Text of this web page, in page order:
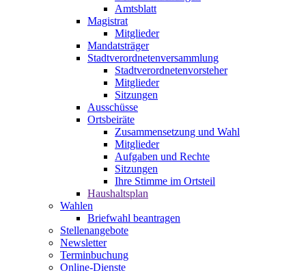
Amtsblatt
Magistrat
Mitglieder
Mandatsträger
Stadtverordnetenversammlung
Stadtverordnetenvorsteher
Mitglieder
Sitzungen
Ausschüsse
Ortsbeiräte
Zusammensetzung und Wahl
Mitglieder
Aufgaben und Rechte
Sitzungen
Ihre Stimme im Ortsteil
Haushaltsplan
Wahlen
Briefwahl beantragen
Stellenangebote
Newsletter
Terminbuchung
Online-Dienste